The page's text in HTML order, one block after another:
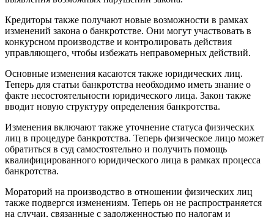
Кредиторы также получают новые возможности в рамках
изменений закона о банкротстве. Они могут участвовать в
конкурсном производстве и контролировать действия
управляющего, чтобы избежать неправомерных действий.
Основные изменения касаются также юридических лиц.
Теперь для статьи банкротства необходимо иметь знание о
факте несостоятельности юридического лица. Закон также
вводит новую структуру определения банкротства.
Изменения включают также уточнение статуса физических
лиц в процедуре банкротства. Теперь физическое лицо может
обратиться в суд самостоятельно и получить помощь
квалифицированного юридического лица в рамках процесса
банкротства.
Мораторий на производство в отношении физических лиц
также подвергся изменениям. Теперь он не распространяется
на случаи, связанные с задолженностью по налогам и